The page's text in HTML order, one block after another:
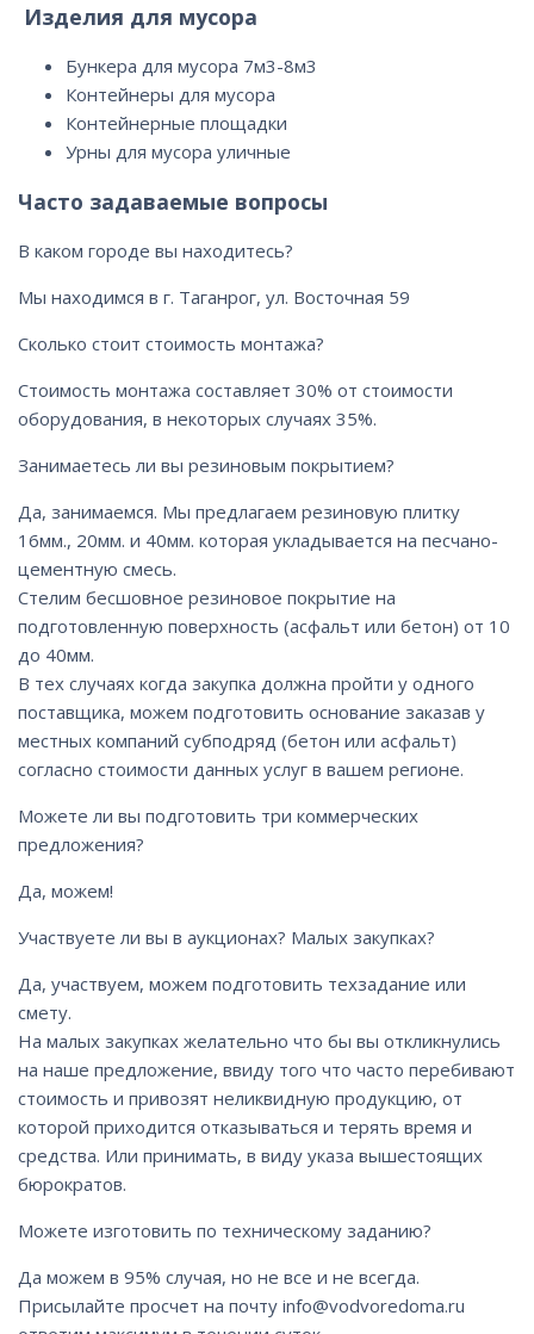
Изделия для мусора
Бункера для мусора 7м3-8м3
Контейнеры для мусора
Контейнерные площадки
Урны для мусора уличные
Часто задаваемые вопросы
В каком городе вы находитесь?
Мы находимся в г. Таганрог, ул. Восточная 59
Сколько стоит стоимость монтажа?
Стоимость монтажа составляет 30% от стоимости
оборудования, в некоторых случаях 35%.
Занимаетесь ли вы резиновым покрытием?
Да, занимаемся. Мы предлагаем резиновую плитку
16мм., 20мм. и 40мм. которая укладывается на песчано-
цементную смесь.
Стелим бесшовное резиновое покрытие на
подготовленную поверхность (асфальт или бетон) от 10
до 40мм.
В тех случаях когда закупка должна пройти у одного
поставщика, можем подготовить основание заказав у
местных компаний субподряд (бетон или асфальт)
согласно стоимости данных услуг в вашем регионе.
Можете ли вы подготовить три коммерческих
предложения?
Да, можем!
Участвуете ли вы в аукционах? Малых закупках?
Да, участвуем, можем подготовить техзадание или
смету.
На малых закупках желательно что бы вы откликнулись
на наше предложение, ввиду того что часто перебивают
стоимость и привозят неликвидную продукцию, от
которой приходится отказываться и терять время и
средства. Или принимать, в виду указа вышестоящих
бюрократов.
Можете изготовить по техническому заданию?
Да можем в 95% случая, но не все и не всегда.
Присылайте просчет на почту info@vodvoredoma.ru